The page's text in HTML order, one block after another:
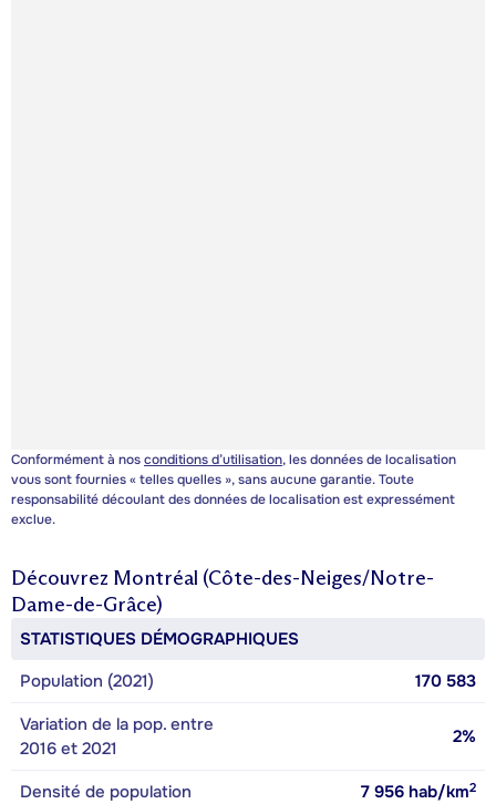
Conformément à nosconditions d’utilisation, les données de localisation
vous sont fournies « telles quelles », sans aucune garantie. Toute
responsabilité découlant des données de localisation est expressément
exclue.
Découvrez Montréal (Côte-des-Neiges/Notre-
Dame-de-Grâce)
STATISTIQUES DÉMOGRAPHIQUES
Population (2021)
170 583
Variation de la pop. entre
2016 et 2021
2%
Densité de population 7 956 hab/km2